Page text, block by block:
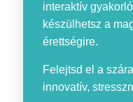
interaktív
készülhetsz a
érettségire.
Felejtsd el a
innovatív,